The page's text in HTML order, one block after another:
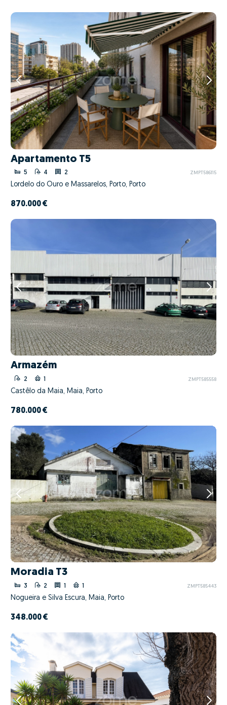
Apartamento T5
5 4 2 ZMPT586115
Lordelo do Ouro e Massarelos, Porto, Porto
870.000 €
Armazém
2 1 ZMPT585558
Castêlo da Maia, Maia, Porto
780.000 €
Moradia T3
3 2 1 1 ZMPT585443
Nogueira e Silva Escura, Maia, Porto
348.000 €